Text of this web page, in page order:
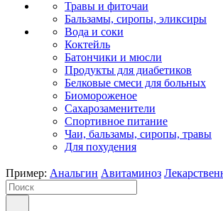
Травы и фиточаи
Бальзамы, сиропы, эликсиры
Вода и соки
Коктейль
Батончики и мюсли
Продукты для диабетиков
Белковые смеси для больных
Биомороженое
Сахарозаменители
Спортивное питание
Чаи, бальзамы, сиропы, травы
Для похудения
Пример: Анальгин Авитаминоз